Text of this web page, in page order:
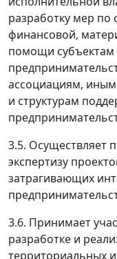
разработку мер по
финансовой,
помощи субъектам
ассоциациям,
и структурам
3.5. Осуществляет
экспертизу
затрагивающих
3.6. Принимает
разработке и
территориальных